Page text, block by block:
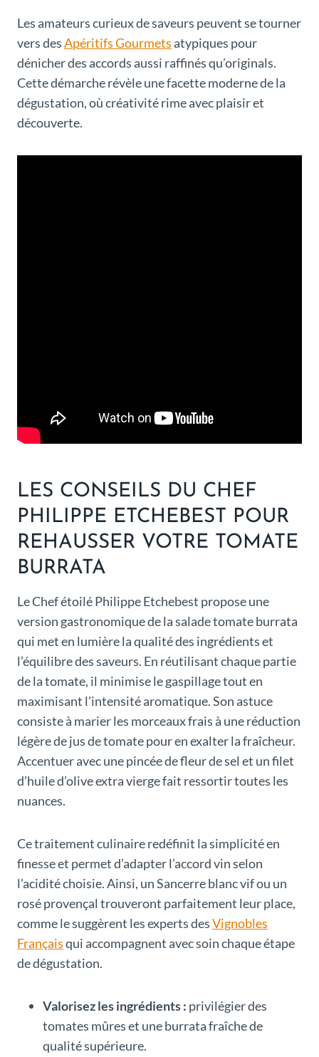
Les amateurs curieux de saveurs peuvent se tourner
vers desApéritifs Gourmetsatypiques pour
dénicher des accords aussi raffinés qu’originals.
Cette démarche révèle une facette moderne de la
dégustation, où créativité rime avec plaisir et
découverte.
LES CONSEILS DU CHEF
PHILIPPE ETCHEBEST POUR
REHAUSSER VOTRE TOMATE
BURRATA
Le Chef étoilé Philippe Etchebest propose une
version gastronomique de la salade tomate burrata
qui met en lumière la qualité des ingrédients et
l’équilibre des saveurs. En réutilisant chaque partie
de la tomate, il minimise le gaspillage tout en
maximisant l’intensité aromatique. Son astuce
consiste à marier les morceaux frais à une réduction
légère de jus de tomate pour en exalter la fraîcheur.
Accentuer avec une pincée de fleur de sel et un filet
d’huile d’olive extra vierge fait ressortir toutes les
nuances.
Ce traitement culinaire redéfinit la simplicité en
finesse et permet d’adapter l’accord vin selon
l’acidité choisie. Ainsi, un Sancerre blanc vif ou un
rosé provençal trouveront parfaitement leur place,
comme le suggèrent les experts desVignobles
Françaisqui accompagnent avec soin chaque étape
de dégustation.
Valorisez les ingrédients : privilégier des
tomates mûres et une burrata fraîche de
qualité supérieure.